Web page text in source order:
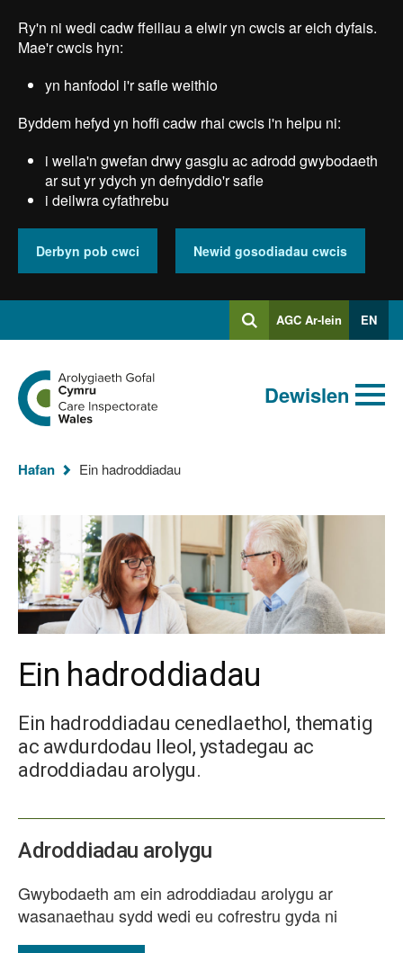
main
Ry'n ni wedi cadw ffeiliau a elwir yn cwcis ar eich dyfais.
Mae'r cwcis hyn:
yn hanfodol i'r safle weithio
Byddem hefyd yn hoffi cadw rhai cwcis i'n helpu ni:
i wella'n gwefan drwy gasglu ac adrodd gwybodaeth
ar sut yr ydych yn defnyddio'r safle
i deilwra cyfathrebu
Derbyn pob cwci Newid gosodiadau cwcis
ChwilioMewngofnodi
i
AGC Ar-lein EN
Chwiliad
allweddeiriau
cyflawn
Chwilio
Ewch
i
hafan
Arolygiaeth
Cymru
Dewislen
Rydych
yma:
Hafan Ein hadroddiadau
Ein hadroddiadau
Ein hadroddiadau cenedlaethol, thematig
ac awdurdodau lleol, ystadegau ac
adroddiadau arolygu.
Adroddiadau arolygu
Gwybodaeth am ein adroddiadau arolygu ar
wasanaethau sydd wedi eu cofrestru gyda ni